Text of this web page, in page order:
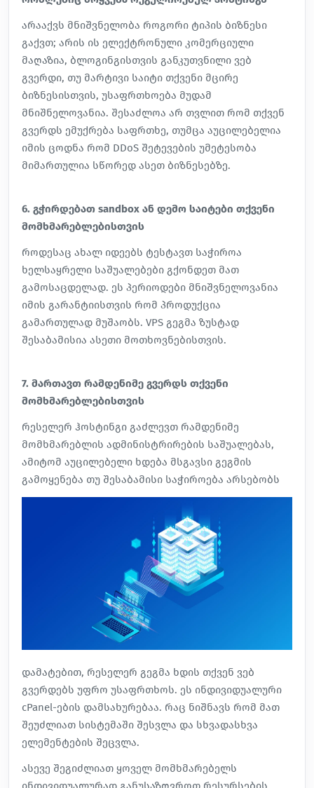
არააქვს მნიშვნელობა როგორი ტიპის ბიზნესი
გაქვთ; არის ის ელექტრონული კომერციული
მაღაზია, ბლოგინგისთვის განკუთვნილი ვებ
გვერდი, თუ მარტივი საიტი თქვენი მცირე
ბიზნესისთვის, უსაფრთხოება მუდამ
მნიშნელოვანია. შესაძლოა არ თვლით რომ თქვენ
გვერდს ემუქრება საფრთხე, თუმცა აუცილებელია
იმის ცოდნა რომ DDoS შეტევების უმეტესობა
მიმართულია სწორედ ასეთ ბიზნესებზე.
6. გჭირდებათ sandbox ან დემო საიტები თქვენი
მომხმარებლებისთვის
როდესაც ახალ იდეებს ტესტავთ საჭიროა
ხელსაყრელი საშუალებები გქონდეთ მათ
გამოსაცდელად. ეს პერიოდები მნიშვნელოვანია
იმის გარანტიისთვის რომ პროდუქცია
გამართულად მუშაობს. VPS გეგმა ზუსტად
შესაბამისია ასეთი მოთხოვნებისთვის.
7. მართავთ რამდენიმე გვერდს თქვენი
მომხმარებლებისთვის
რესელერ ჰოსტინგი გაძლევთ რამდენიმე
მომხმარებლის ადმინისტრირების საშუალებას,
ამიტომ აუცილებელი ხდება მსგავსი გეგმის
გამოყენება თუ შესაბამისი საჭიროება არსებობს
დამატებით, რესელერ გეგმა ხდის თქვენ ვებ
გვერდებს უფრო უსაფრთხოს. ეს ინდივიდუალური
cPanel-ების დამსახურებაა. რაც ნიშნავს რომ მათ
შეუძლიათ სისტემაში შესვლა და სხვადასხვა
ელემენტების შეცვლა.
ასევე შეგიძლიათ ყოველ მომხმარებელს